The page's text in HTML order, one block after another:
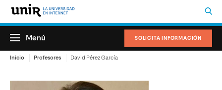
SOLICITA INFORMACIÓN
Menú
Inicio Profesores David Pérez García